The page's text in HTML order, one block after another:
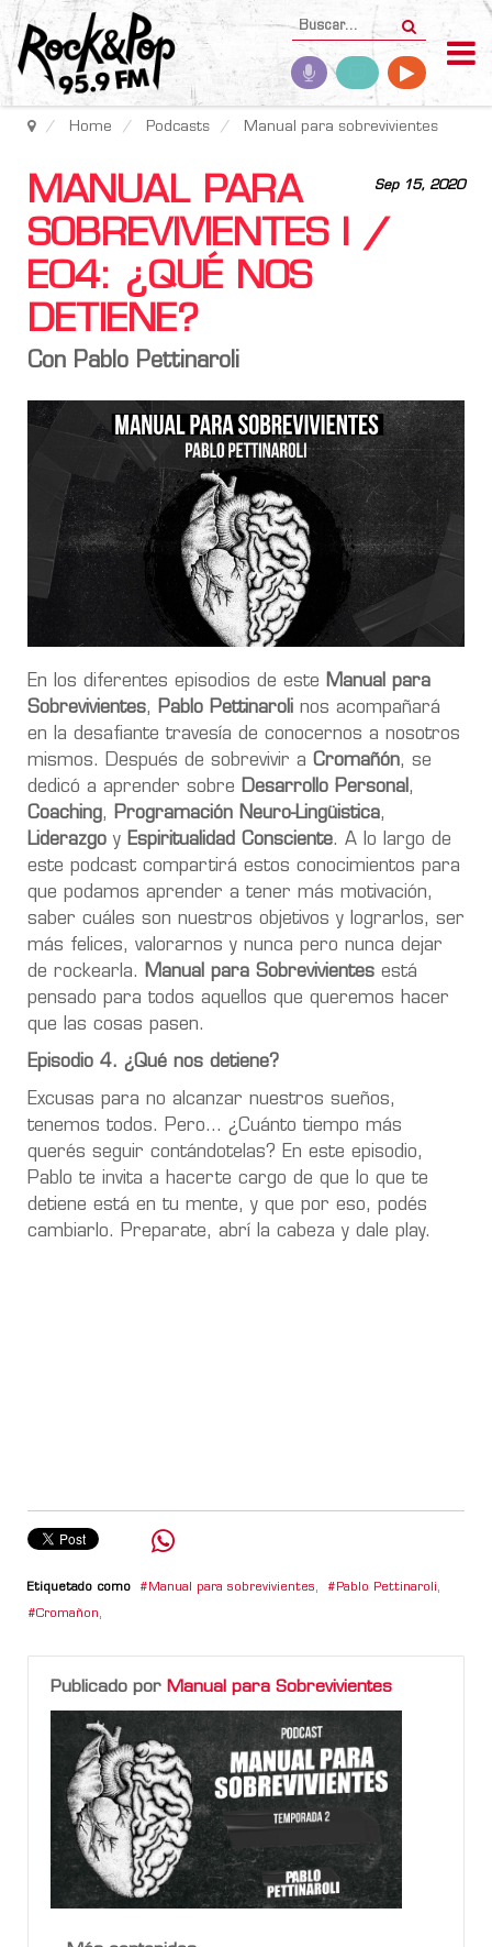
Home Podcasts Manual para sobrevivientes
Sep 15, 2020
MANUAL PARA
SOBREVIVIENTES I /
E04: ¿QUÉ NOS
DETIENE?
Con Pablo Pettinaroli
En los diferentes episodios de este
Manual para
Sobrevivientes, Pablo Pettinaroli nos acompañará
en la desafiante travesía de conocernos a nosotros
mismos. Después de sobrevivir a Cromañón, se
dedicó a aprender sobre Desarrollo Personal ,
Coaching, Programación Neuro-Lingüistica,
Liderazgo y Espiritualidad Consciente. A lo largo de
este podcast compartirá estos conocimientos para
que podamos aprender a tener más motivación,
saber cuáles son nuestros objetivos y lograrlos, ser
más felices, valorarnos y nunca pero nunca dejar
de rockearla.
Manual para Sobrevivientes está
pensado para todos aquellos que queremos hacer
que las cosas pasen.
Episodio 4. ¿Qué nos detiene?
Excusas para no alcanzar nuestros sueños,
tenemos todos. Pero... ¿Cuánto tiempo más
querés seguir contándotelas? En este episodio,
Pablo te invita a hacerte cargo de que lo que te
detiene está en tu mente, y que por eso, podés
cambiarlo. Preparate, abrí la cabeza y dale play.
Etiquetado como Manual para sobrevivientes, Pablo Pettinaroli,
Cromañon,
Publicado por Manual para Sobrevivientes